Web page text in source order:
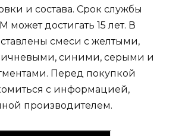
и состава. Срок службы
достигать 15 лет. В
смеси с желтыми,
синими, серыми и
Перед покупкой
с информацией,
производителем.